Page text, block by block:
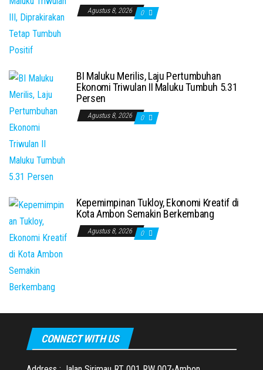
Agustus 8, 2026 0
BI Maluku Merilis, Laju Pertumbuhan
Ekonomi Triwulan II Maluku Tumbuh 5.31
Persen
Agustus 8, 2026 0
Kepemimpinan Tukloy, Ekonomi Kreatif di
Kota Ambon Semakin Berkembang
Agustus 8, 2026 0
CONNECT WITH US